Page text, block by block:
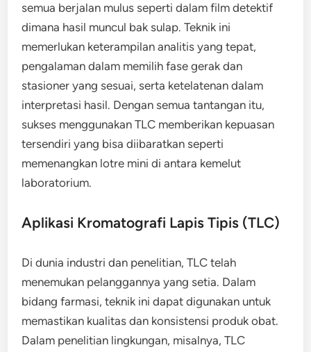
semua berjalan mulus seperti dalam film detektif
dimana hasil muncul bak sulap. Teknik ini
memerlukan keterampilan analitis yang tepat,
pengalaman dalam memilih fase gerak dan
stasioner yang sesuai, serta ketelatenan dalam
interpretasi hasil. Dengan semua tantangan itu,
sukses menggunakan TLC memberikan kepuasan
tersendiri yang bisa diibaratkan seperti
memenangkan lotre mini di antara kemelut
laboratorium.
Aplikasi Kromatografi Lapis Tipis (TLC)
Di dunia industri dan penelitian, TLC telah
menemukan pelanggannya yang setia. Dalam
bidang farmasi, teknik ini dapat digunakan untuk
memastikan kualitas dan konsistensi produk obat.
Dalam penelitian lingkungan, misalnya, TLC